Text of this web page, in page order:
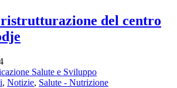
del centro
Salute e Sviluppo
, Notizie, Salute - Nutrizione